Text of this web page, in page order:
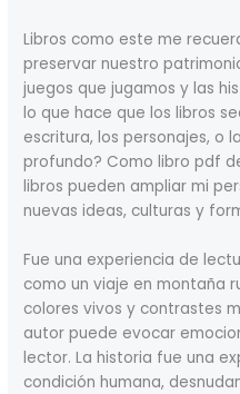
Libros como este me
preservar nuestro
juegos que jugamos y las
lo que hace que los libros
escritura, los personajes, o
profundo? Como libro pdf
libros pueden ampliar mi
nuevas ideas, culturas y
Fue una experiencia de
como un viaje en montaña
colores vivos y contrastes
autor puede evocar
lector. La historia fue una
condición humana,